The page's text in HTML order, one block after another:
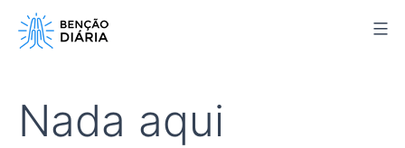
Pular
para
Nada aqui